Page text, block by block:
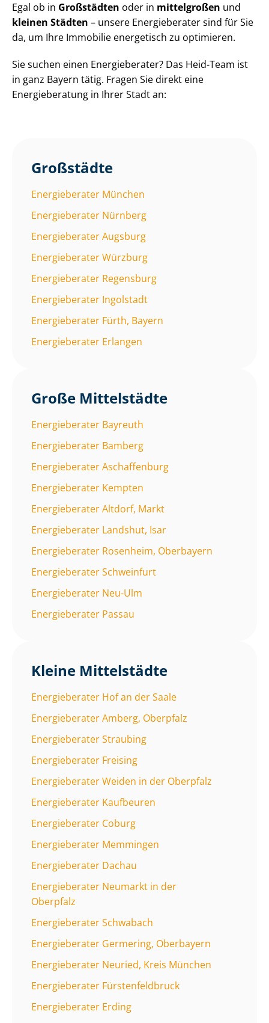
Egal ob in Großstädten oder in mittelgroßen und
kleinen Städten – unsere Energieberater sind für Sie
da, um Ihre Immobilie energetisch zu optimieren.
Sie suchen einen Energieberater? Das Heid-Team ist
in ganz Bayern tätig. Fragen Sie direkt eine
Energieberatung in Ihrer Stadt an:
Großstädte
Energieberater München
Energieberater Nürnberg
Energieberater Augsburg
Energieberater Würzburg
Energieberater Regensburg
Energieberater Ingolstadt
Energieberater Fürth, Bayern
Energieberater Erlangen
Große Mittelstädte
Energieberater Bayreuth
Energieberater Bamberg
Energieberater Aschaffenburg
Energieberater Kempten
Energieberater Altdorf, Markt
Energieberater Landshut, Isar
Energieberater Rosenheim, Oberbayern
Energieberater Schweinfurt
Energieberater Neu-Ulm
Energieberater Passau
Kleine Mittelstädte
Energieberater Hof an der Saale
Energieberater Amberg, Oberpfalz
Energieberater Straubing
Energieberater Freising
Energieberater Weiden in der Oberpfalz
Energieberater Kaufbeuren
Energieberater Coburg
Energieberater Memmingen
Energieberater Dachau
Energieberater Neumarkt in der
Oberpfalz
Energieberater Schwabach
Energieberater Germering, Oberbayern
Energieberater Neuried, Kreis München
Energieberater Fürs­ten­feld­bruck
Energieberater Erding